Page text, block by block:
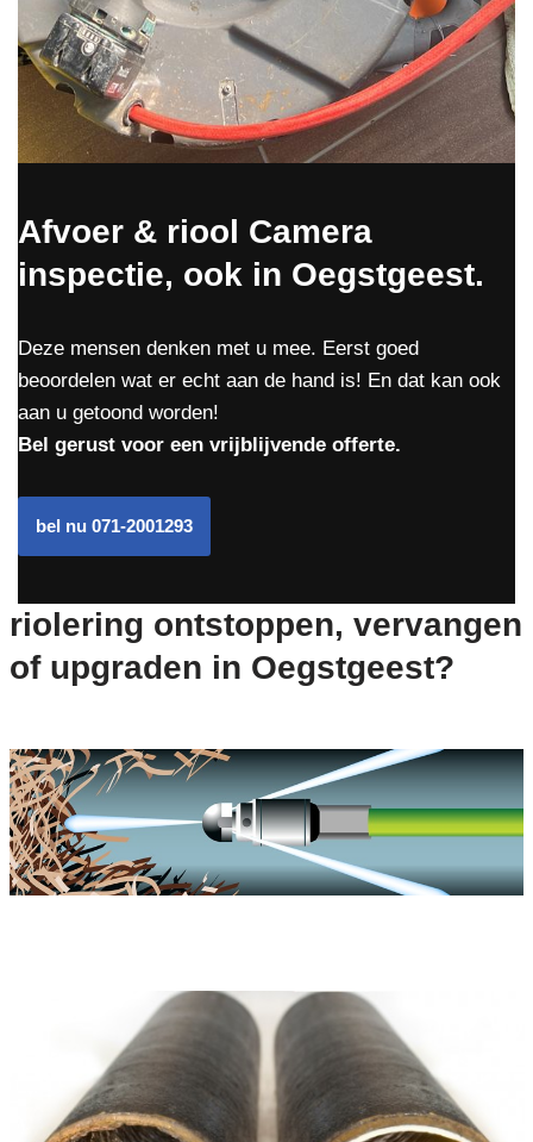
Afvoer & riool Camera
inspectie, ook in Oegstgeest.
Deze mensen denken met u mee. Eerst goed
beoordelen wat er echt aan de hand is! En dat kan ook
aan u getoond worden!
Bel gerust voor een vrijblijvende offerte.
bel nu 071-2001293
riolering ontstoppen, vervangen
of upgraden in Oegstgeest?